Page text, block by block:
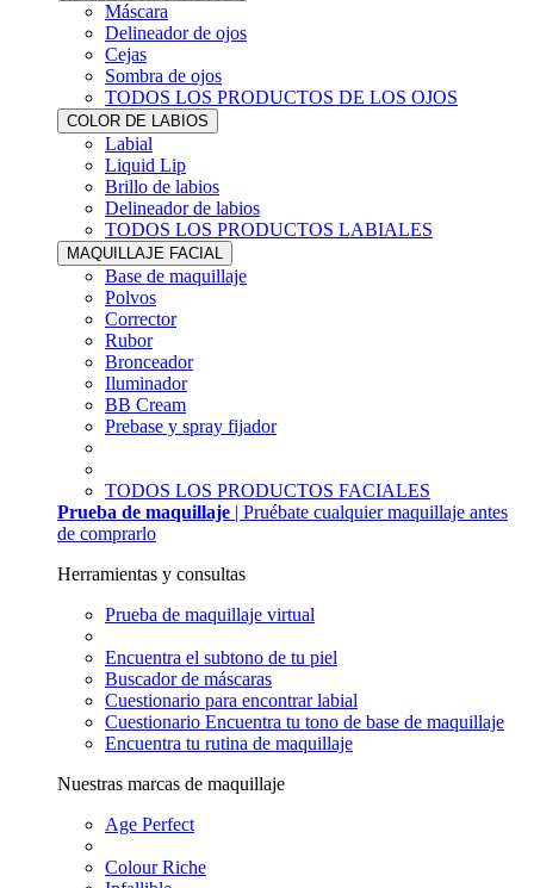
Máscara
Delineador de ojos
Cejas
Sombra de ojos
TODOS LOS PRODUCTOS DE LOS OJOS
COLOR DE LABIOS
Labial
Liquid Lip
Brillo de labios
Delineador de labios
TODOS LOS PRODUCTOS LABIALES
MAQUILLAJE FACIAL
Base de maquillaje
Polvos
Corrector
Rubor
Bronceador
Iluminador
BB Cream
Prebase y spray fijador
TODOS LOS PRODUCTOS FACIALES
Prueba de maquillaje | Pruébate cualquier maquillaje antes
de comprarlo
Herramientas y consultas
Prueba de maquillaje virtual
Encuentra el subtono de tu piel
Buscador de máscaras
Cuestionario para encontrar labial
Cuestionario Encuentra tu tono de base de maquillaje
Encuentra tu rutina de maquillaje
Nuestras marcas de maquillaje
Age Perfect
Colour Riche